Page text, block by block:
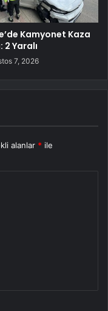
Kamyonet Kaza
2 Yaralı
7, 2026
alanlar * ile